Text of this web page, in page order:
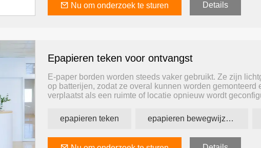
1,54 inch elektronisch schaplabel 2,13 inch meertalige digitale
prijskaart Slim-serie
met
Nu om onderzoek te sturen Details
Epapieren teken voor ontvangst
E-paper borden worden steeds vaker gebruikt. Ze zijn
op batterijen, zodat ze overal kunnen worden gemonteerd
verplaatst als een ruimte of locatie opnieuw wordt
epapieren teken
epapieren bewegwijzering